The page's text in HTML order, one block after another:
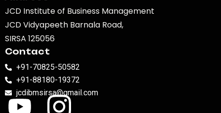
JCD Institute of Business Management
JCD Vidyapeeth Barnala Road,
SIRSA 125056
Contact
+91-70825-50582
+91-88180-19372
jcdibmsirsa@gmail.com